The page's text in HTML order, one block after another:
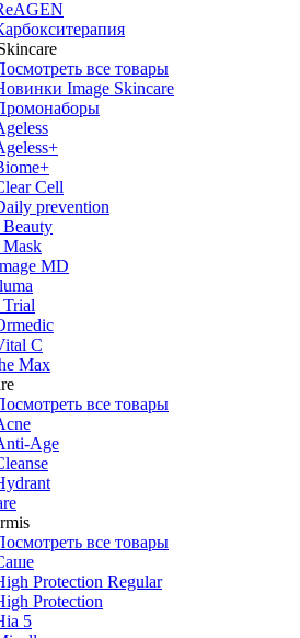
все товары
Image Skincare
Cell
prevention
MD
C
Max
все товары
все товары
Protection Regular
Protection
5